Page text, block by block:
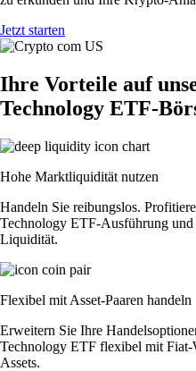
Jetzt starten
Ihre Vorteile auf
Technology ETF-
Hohe Marktliquidität nutzen
Handeln Sie reibungslos.
Technology ETF-Ausführung und
Liquidität.
Flexibel mit Asset-Paaren handeln
Erweitern Sie Ihre
Technology ETF flexibel mit
Assets.